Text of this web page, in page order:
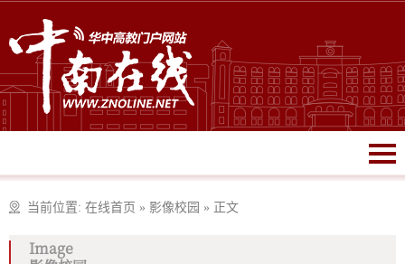
当前位置: 在线首页 » 影像校园 » 正文
Image